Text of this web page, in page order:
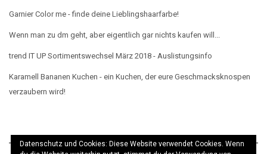
Garnier Color me - finde deine Lieblingshaarfarbe!
Wenn man zu dm geht, aber eigentlich gar nichts kaufen will...
trend IT UP Sortimentswechsel März 2018 - Auslistungsinfo
Karamell Bananen Kuchen - ein Kuchen, der eure Geschmacksknospen
verzaubern wird!
Datenschutz und Cookies: Diese Website verwendet Cookies. Wenn